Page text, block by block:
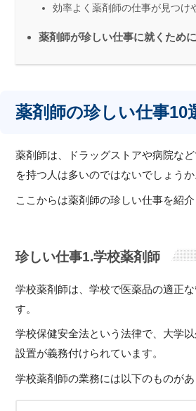
効率よく薬剤師の仕事が見つけ
薬剤師が珍しい仕事に就くため
薬剤師の珍しい仕事10
薬剤師は、ドラッグストアや病院な
を持つ人は多いのではないでしょうか
ここからは薬剤師の珍しい仕事を紹介
珍しい仕事1.学校薬剤師
学校薬剤師は、学校で医薬品の適正
す。
学校保健安全法という法律で、大学
設置が義務付けられています。
学校薬剤師の業務には以下のものがあ